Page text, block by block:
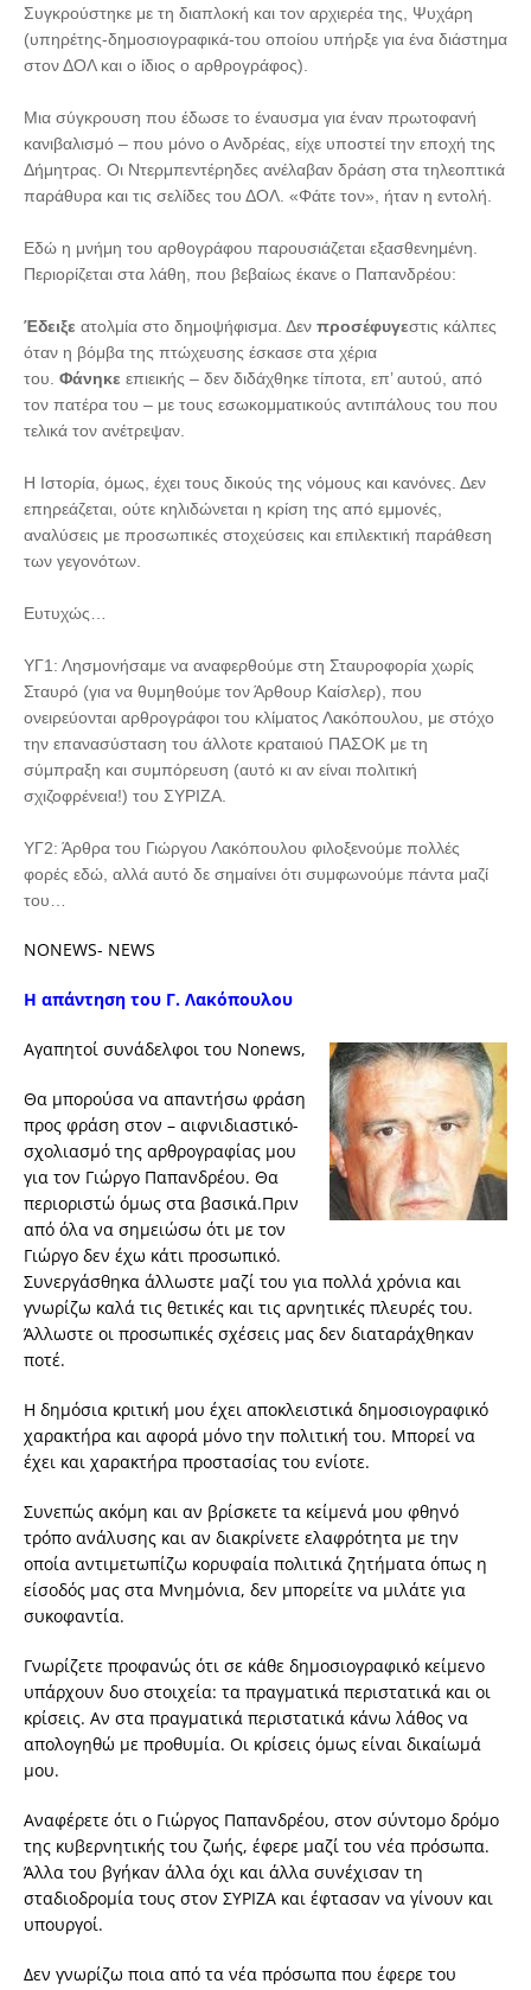
Συγκρούστηκε με τη διαπλοκή και τον αρχιερέα της, Ψυχάρη
(υπηρέτης-δημοσιογραφικά-του οποίου υπήρξε για ένα διάστημα
στον ΔΟΛ και ο ίδιος ο αρθρογράφος).
Μια σύγκρουση που έδωσε το έναυσμα για έναν πρωτοφανή
κανιβαλισμό – που μόνο ο Ανδρέας, είχε υποστεί την εποχή της
Δήμητρας. Οι Ντερμπεντέρηδες ανέλαβαν δράση στα τηλεοπτικά
παράθυρα και τις σελίδες του ΔΟΛ. «Φάτε τον», ήταν η εντολή.
Εδώ η μνήμη του αρθογράφου παρουσιάζεται εξασθενημένη.
Περιορίζεται στα λάθη, που βεβαίως έκανε ο Παπανδρέου:
Έδειξε ατολμία στο δημοψήφισμα. Δεν προσέφυγεστις κάλπες
όταν η βόμβα της πτώχευσης έσκασε στα χέρια
του. Φάνηκε επιεικής – δεν διδάχθηκε τίποτα, επ’ αυτού, από
τον πατέρα του – με τους εσωκομματικούς αντιπάλους του που
τελικά τον ανέτρεψαν.
Η Ιστορία, όμως, έχει τους δικούς της νόμους και κανόνες. Δεν
επηρεάζεται, ούτε κηλιδώνεται η κρίση της από εμμονές,
αναλύσεις με προσωπικές στοχεύσεις και επιλεκτική παράθεση
των γεγονότων.
Ευτυχώς…
ΥΓ1: Λησμονήσαμε να αναφερθούμε στη Σταυροφορία χωρίς
Σταυρό (για να θυμηθούμε τον Άρθουρ Καίσλερ), που
ονειρεύονται αρθρογράφοι του κλίματος Λακόπουλου, με στόχο
την επανασύσταση του άλλοτε κραταιού ΠΑΣΟΚ με τη
σύμπραξη και συμπόρευση (αυτό κι αν είναι πολιτική
σχιζοφρένεια!) του ΣΥΡΙΖΑ.
ΥΓ2: Άρθρα του Γιώργου Λακόπουλου φιλοξενούμε πολλές
φορές εδώ, αλλά αυτό δε σημαίνει ότι συμφωνούμε πάντα μαζί
του…
NONEWS- NEWS
Η απάντηση του Γ. Λακόπουλου
Αγαπητοί συνάδελφοι του Nonews,
Θα μπορούσα να απαντήσω φράση
προς φράση στον – αιφνιδιαστικό-
σχολιασμό της αρθρογραφίας μου
για τον Γιώργο Παπανδρέου. Θα
περιοριστώ όμως στα βασικά.Πριν
από όλα να σημειώσω ότι με τον
Γιώργο δεν έχω κάτι προσωπικό.
Συνεργάσθηκα άλλωστε μαζί του για πολλά χρόνια και
γνωρίζω καλά τις θετικές και τις αρνητικές πλευρές του.
Άλλωστε οι προσωπικές σχέσεις μας δεν διαταράχθηκαν
ποτέ.
Η δημόσια κριτική μου έχει αποκλειστικά δημοσιογραφικό
χαρακτήρα και αφορά μόνο την πολιτική του. Μπορεί να
έχει και χαρακτήρα προστασίας του ενίοτε.
Συνεπώς ακόμη και αν βρίσκετε τα κείμενά μου φθηνό
τρόπο ανάλυσης και αν διακρίνετε ελαφρότητα με την
οποία αντιμετωπίζω κορυφαία πολιτικά ζητήματα όπως η
είσοδός μας στα Μνημόνια, δεν μπορείτε να μιλάτε για
συκοφαντία.
Γνωρίζετε προφανώς ότι σε κάθε δημοσιογραφικό κείμενο
υπάρχουν δυο στοιχεία: τα πραγματικά περιστατικά και οι
κρίσεις. Αν στα πραγματικά περιστατικά κάνω λάθος να
απολογηθώ με προθυμία. Οι κρίσεις όμως είναι δικαίωμά
μου.
Αναφέρετε ότι ο Γιώργος Παπανδρέου, στον σύντομο δρόμο
της κυβερνητικής του ζωής, έφερε μαζί του νέα πρόσωπα.
Άλλα του βγήκαν άλλα όχι και άλλα συνέχισαν τη
σταδιοδρομία τους στον ΣΥΡΙΖΑ και έφτασαν να γίνουν και
υπουργοί.
Δεν γνωρίζω ποια από τα νέα πρόσωπα που έφερε του